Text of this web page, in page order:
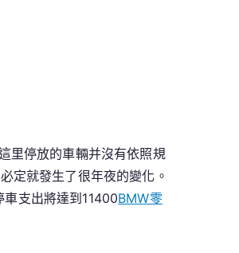
里停放的車輛并沒有依照規
定就發生了很年夜的變化。
支出將達到11400BMW零